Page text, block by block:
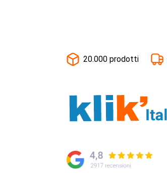
20.000 prodotti